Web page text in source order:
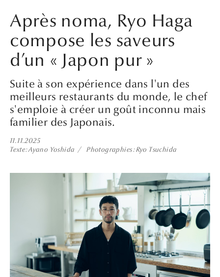
Après noma, Ryo Haga
compose les saveurs
d’un « Japon pur »
Suite à son expérience dans l'un des
meilleurs restaurants du monde, le chef
s'emploie à créer un goût inconnu mais
familier des Japonais.
11.11.2025
Texte Ayano Yoshida Photographies Ryo Tsuchida